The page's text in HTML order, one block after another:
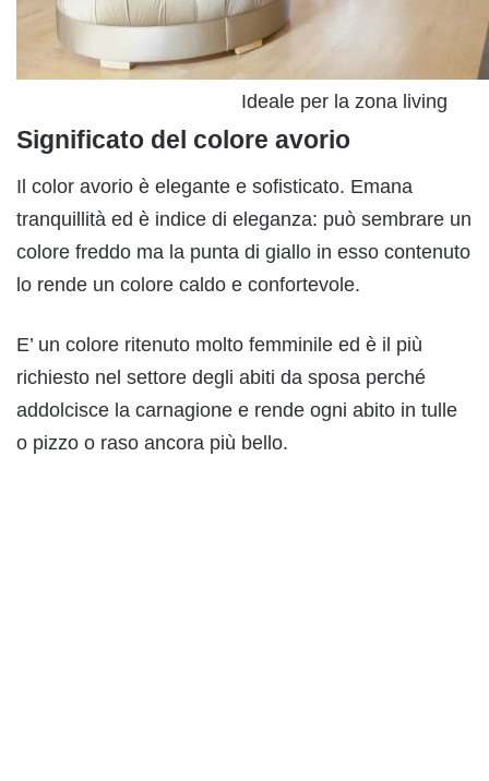
Ideale per la zona living
Significato del colore avorio
Il color avorio è elegante e sofisticato. Emana
tranquillità ed è indice di eleganza: può sembrare un
colore freddo ma la punta di giallo in esso contenuto
lo rende un colore caldo e confortevole.
E’ un colore ritenuto molto femminile ed è il più
richiesto nel settore degli abiti da sposa perché
addolcisce la carnagione e rende ogni abito in tulle
o pizzo o raso ancora più bello.